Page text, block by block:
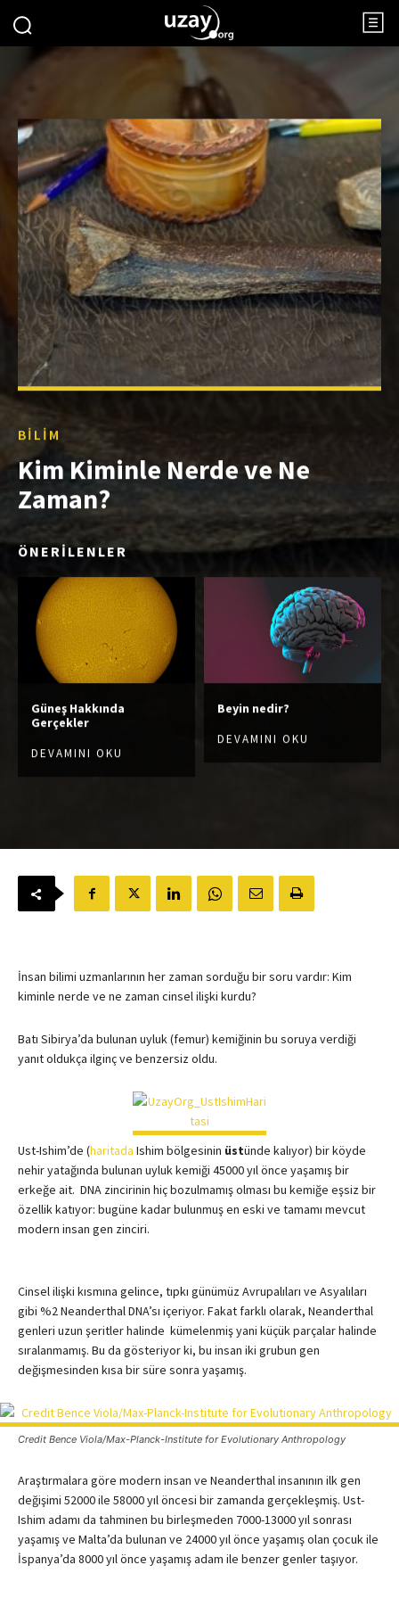
BILIM
Kim Kiminle Nerde ve Ne
Zaman?
ÖNERİLENLER
Güneş Hakkında
Gerçekler
DEVAMINI OKU
Beyin nedir?
DEVAMINI OKU
İnsan bilimi uzmanlarının her zaman sorduğu bir soru vardır: Kim
kiminle nerde ve ne zaman cinsel ilişki kurdu?
Batı Sibirya’da bulunan uyluk (femur) kemiğinin bu soruya verdiği
yanıt oldukça ilginç ve benzersiz oldu.
Ust-Ishim’de (haritada Ishim bölgesinin üstünde kalıyor) bir köyde
nehir yatağında bulunan uyluk kemiği 45000 yıl önce yaşamış bir
erkeğe ait. DNA zincirinin hiç bozulmamış olması bu kemiğe eşsiz bir
özellik katıyor: bugüne kadar bulunmuş en eski ve tamamı mevcut
modern insan gen zinciri.
Cinsel ilişki kısmına gelince, tıpkı günümüz Avrupalıları ve Asyalıları
gibi %2 Neanderthal DNA’sı içeriyor. Fakat farklı olarak, Neanderthal
genleri uzun şeritler halinde kümelenmiş yani küçük parçalar halinde
sıralanmamış. Bu da gösteriyor ki, bu insan iki grubun gen
değişmesinden kısa bir süre sonra yaşamış.
Credit Bence Viola/Max-Planck-Institute for Evolutionary Anthropology
Araştırmalara göre modern insan ve Neanderthal insanının ilk gen
değişimi 52000 ile 58000 yıl öncesi bir zamanda gerçekleşmiş. Ust-
Ishim adamı da tahminen bu birleşmeden 7000-13000 yıl sonrası
yaşamış ve Malta’da bulunan ve 24000 yıl önce yaşamış olan çocuk ile
İspanya’da 8000 yıl önce yaşamış adam ile benzer genler taşıyor.